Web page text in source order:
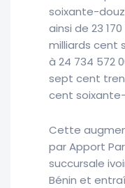
soixante-
ainsi de 23
milliards cent
à 24 734 572
sept cent
cent soixante-
Cette
par Apport
succursale
Bénin et